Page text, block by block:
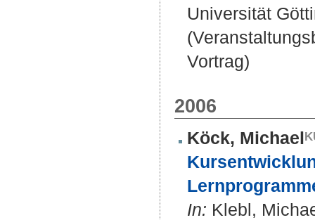
Universität
Vortrag)
2006
Köck, Michael
In: Klebl,